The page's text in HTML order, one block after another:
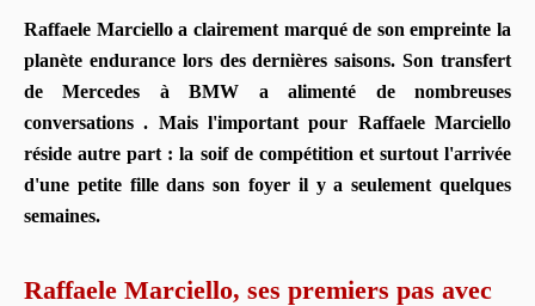
Raffaele Marciello a clairement marqué de son empreinte la
planète endurance lors des dernières saisons. Son transfert
de Mercedes à BMW a alimenté de nombreuses
conversations . Mais l'important pour Raffaele Marciello
réside autre part : la soif de compétition et surtout l'arrivée
d'une petite fille dans son foyer il y a seulement quelques
semaines.
Raffaele Marciello, ses premiers pas avec